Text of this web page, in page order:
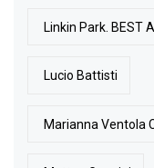
Linkin Park. BEST
Lucio Battisti
Marianna Ventola